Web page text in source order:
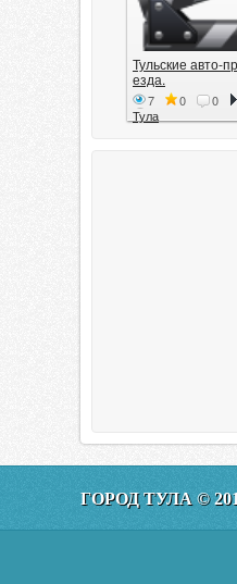
Тульские авто-
езда.
7 0 0
Тула
Эфир от
160 0 0
ГОРОД ТУЛА ©